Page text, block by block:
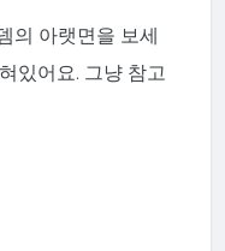
의 아랫면을 보세
있어요. 그냥 참고